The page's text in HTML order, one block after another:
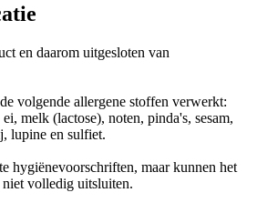
en daarom uitgesloten van
volgende allergene stoffen verwerkt:
melk (lactose), noten, pinda's, sesam,
lupine en sulfiet.
hygiënevoorschriften, maar kunnen het
volledig uitsluiten.